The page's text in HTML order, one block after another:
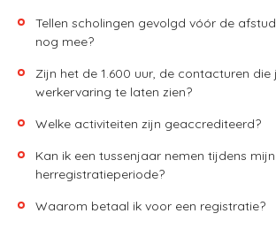
Tellen scholingen gevolgd vóór de
nog mee?
Zijn het de 1.600 uur, de contacturen
werkervaring te laten zien?
Welke activiteiten zijn geaccrediteerd?
Kan ik een tussenjaar nemen tijdens mijn
herregistratieperiode?
Waarom betaal ik voor een registratie?